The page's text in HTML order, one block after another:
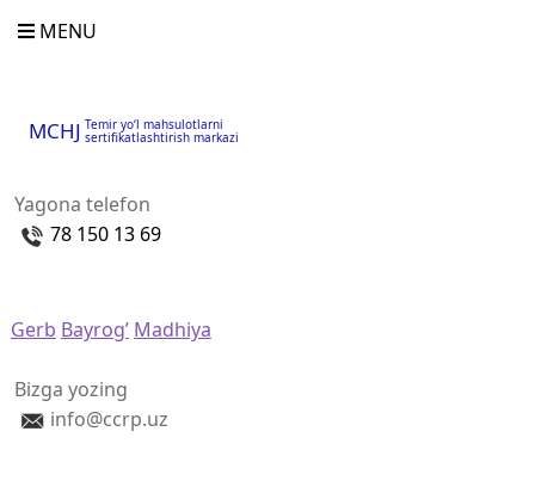
MENU
MCHJ Temir yo‘l mahsulotlarni
sertifikatlashtirish markazi
Yagona telefon
78 150 13 69
Gerb Bayrog’ Madhiya
Bizga yozing
info@ccrp.uz